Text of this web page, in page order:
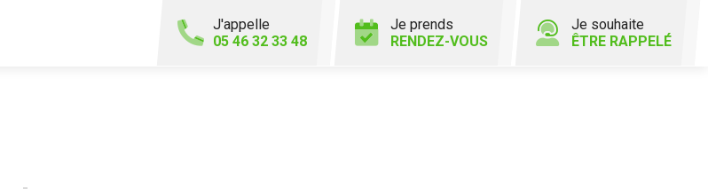
J'appelle
05 46 32 33 48
Je prends
RENDEZ-VOUS
Je souhaite
ÊTRE RAPPELÉ